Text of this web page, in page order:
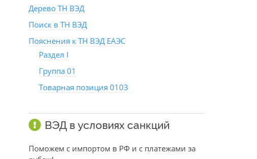
Дерево ТН ВЭД
Поиск в ТН ВЭД
Пояснения к ТН ВЭД ЕАЭС
Раздел I
Группа 01
Товарная позиция 0103
ВЭД в условиях санкций
Поможем с импортом в РФ и с платежами за